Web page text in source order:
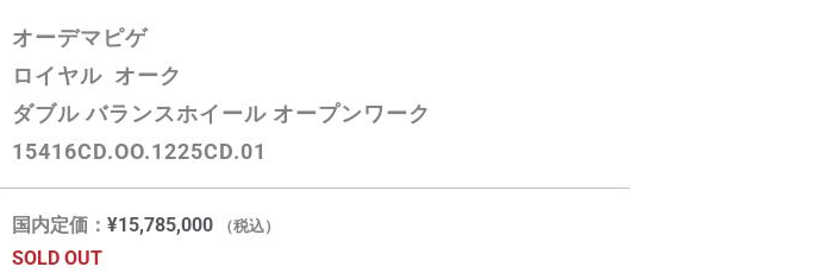
オーデマピゲ
ロイヤル オーク
ダブル バランスホイール オープンワーク
15416CD.OO.1225CD.01
国内定価： ¥15,785,000 （税込）
SOLD OUT